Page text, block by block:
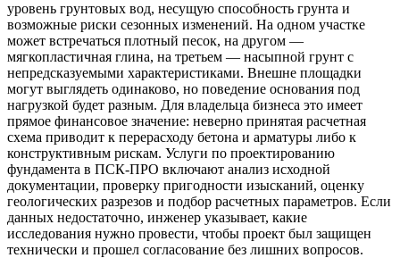
уровень грунтовых вод, несущую способность грунта и
возможные риски сезонных изменений. На одном участке
может встречаться плотный песок, на другом —
мягкопластичная глина, на третьем — насыпной грунт с
непредсказуемыми характеристиками. Внешне площадки
могут выглядеть одинаково, но поведение основания под
нагрузкой будет разным. Для владельца бизнеса это имеет
прямое финансовое значение: неверно принятая расчетная
схема приводит к перерасходу бетона и арматуры либо к
конструктивным рискам. Услуги по проектированию
фундамента в ПСК-ПРО включают анализ исходной
документации, проверку пригодности изысканий, оценку
геологических разрезов и подбор расчетных параметров. Если
данных недостаточно, инженер указывает, какие
исследования нужно провести, чтобы проект был защищен
технически и прошел согласование без лишних вопросов.